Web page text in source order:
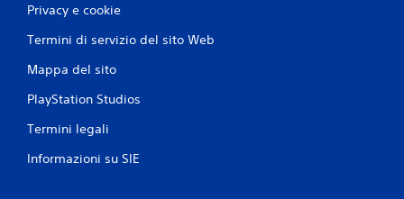
Privacy e cookie
Termini di servizio del sito Web
Mappa del sito
PlayStation Studios
Termini legali
Informazioni su SIE